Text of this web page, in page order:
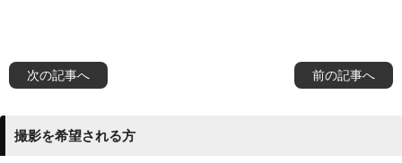
前の記事へ
次の記事へ
撮影を希望される方